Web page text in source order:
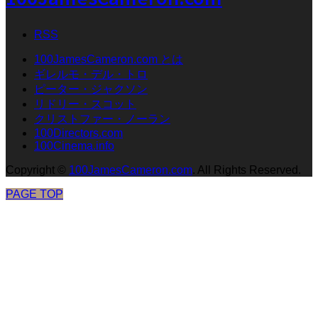
RSS
100JamesCameron.com とは
ギレルモ・デル・トロ
ピーター・ジャクソン
リドリー・スコット
クリストファー・ノーラン
100Directors.com
100Cinema.info
Copyright © 100JamesCameron.com. All Rights Reserved.
PAGE TOP